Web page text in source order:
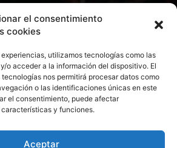
el consentimiento
cookies
utilizamos tecnologías como las
o acceder a la información del dispositivo. El
nos permitirá procesar datos como
o las identificaciones únicas en este
el consentimiento, puede afectar
y funciones.
Aceptar